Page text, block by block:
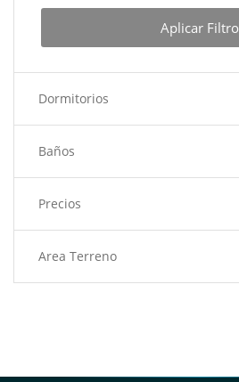
Aplicar Filtro
Dormitorios
Baños
Precios
Area Terreno